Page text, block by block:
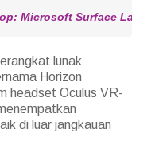
Microsoft Surface
lunak
Horizon
headset Oculus VR-
di luar jangkauan